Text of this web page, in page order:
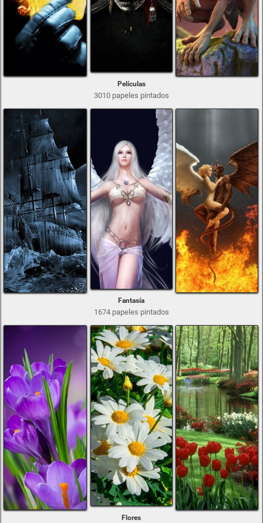
Películas
3010 papeles pintados
Fantasía
1674 papeles pintados
Flores